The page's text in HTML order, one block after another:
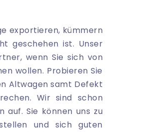
exportieren, kümmern
geschehen ist. Unser
wenn Sie sich von
wollen. Probieren Sie
Altwagen samt Defekt
Wir sind schon
auf. Sie können uns zu
und sich guten